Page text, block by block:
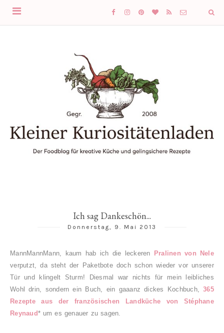
Ich sag Dankeschön...
Donnerstag, 9. Mai 2013
MannMannMann, kaum hab ich die leckeren
Pralinen von Nele
verputzt, da steht der Paketbote doch schon wieder vor unserer
Tür und klingelt Sturm! Diesmal war nichts für mein leibliches
Wohl drin, sondern ein Buch, ein gaaanz dickes Kochbuch,365
Rezepte aus der französischen Landküche von Stéphane
Reynaud* um es genauer zu sagen.